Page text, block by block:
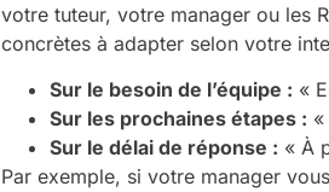
votre tuteur, votre manager ou les
concrètes à adapter selon votre
Sur le besoin de l’équipe : «
Sur les prochaines étapes :
Sur le délai de réponse : « À
Par exemple, si votre manager